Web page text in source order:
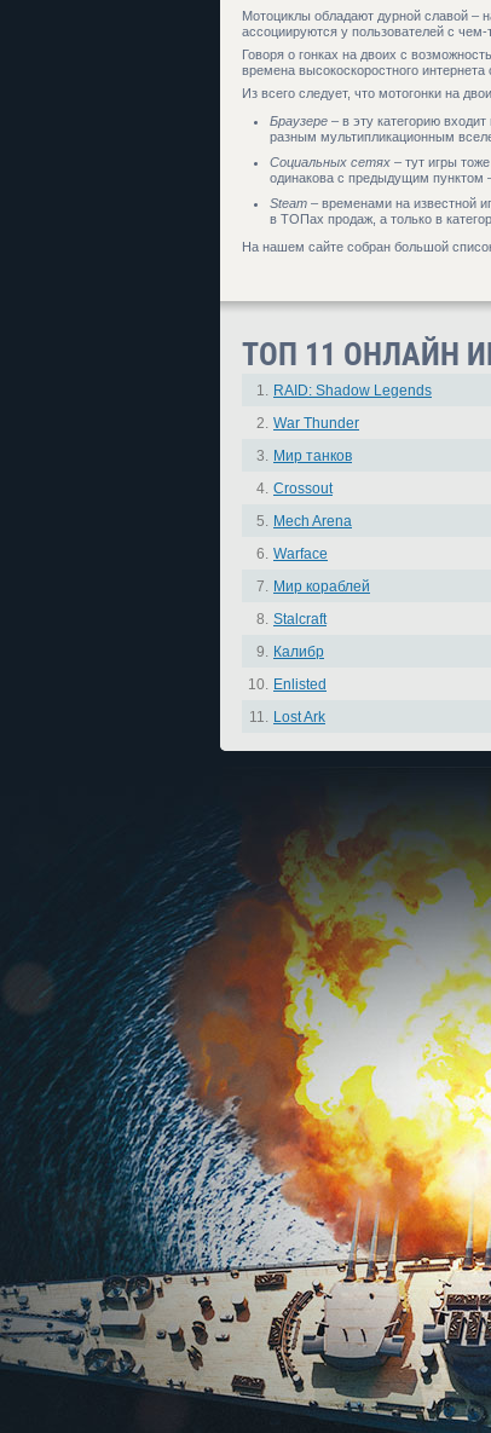
Мотоциклы обладают дурной славой –
ассоциируются у пользователей с
Говоря о гонках на двоих с
времена высокоскоростного
Из всего следует, что мотогонки на
Браузере – в эту категорию
разным мультипликационным
Социальных сетях – тут игры
одинакова с предыдущим пунктом
Steam – временами на известной
в ТОПах продаж, а только в
На нашем сайте собран большой
ТОП 11 ОНЛАЙН
1. RAID: Shadow Legends
2. War Thunder
3. Мир танков
4. Crossout
5. Mech Arena
6. Warface
7. Мир кораблей
8. Stalcraft
9. Калибр
10. Enlisted
11. Lost Ark